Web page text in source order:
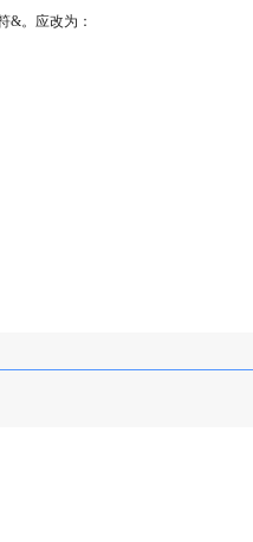
&。应改为：